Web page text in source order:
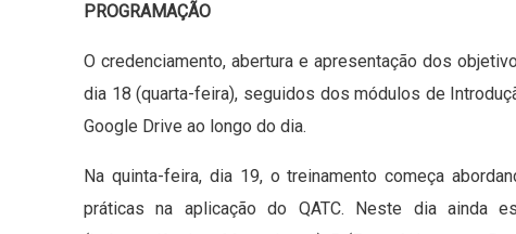
PROGRAMAÇÃO
O credenciamento, abertura e apresentação dos
dia 18 (quarta-feira), seguidos dos módulos de
Google Drive ao longo do dia.
Na quinta-feira, dia 19, o treinamento começa
práticas na aplicação do QATC. Neste dia ainda